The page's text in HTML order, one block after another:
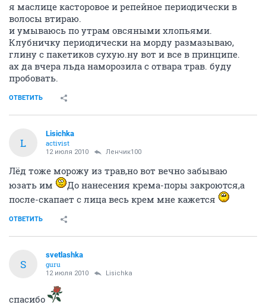
я маслице касторовое и репейное периодически в
волосы втираю.
и умываюсь по утрам овсяными хлопьями.
Клубничку периодически на морду размазываю,
глину с пакетиков сухую.ну вот и все в принципе.
ах да вчера льда наморозила с отвара трав. буду
пробовать.
ОТВЕТИТЬ
L
Lisichka
activist
12 июля 2010 Ленчик100
Лёд тоже морожу из трав,но вот вечно забываю
юзать им
До нанесения крема-поры закроются,а
после-скапает с лица весь крем мне кажется
ОТВЕТИТЬ
S
svetlashka
guru
12 июля 2010 Lisichka
спасибо